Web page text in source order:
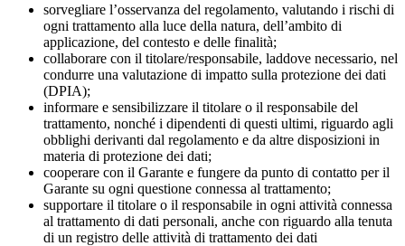
sorvegliare l’osservanza del regolamento, valutando i rischi di
ogni trattamento alla luce della natura, dell’ambito di
applicazione, del contesto e delle finalità;
collaborare con il titolare/responsabile, laddove necessario, nel
condurre una valutazione di impatto sulla protezione dei dati
(DPIA);
informare e sensibilizzare il titolare o il responsabile del
trattamento, nonché i dipendenti di questi ultimi, riguardo agli
obblighi derivanti dal regolamento e da altre disposizioni in
materia di protezione dei dati;
cooperare con il Garante e fungere da punto di contatto per il
Garante su ogni questione connessa al trattamento;
supportare il titolare o il responsabile in ogni attività connessa
al trattamento di dati personali, anche con riguardo alla tenuta
di un registro delle attività di trattamento dei dati